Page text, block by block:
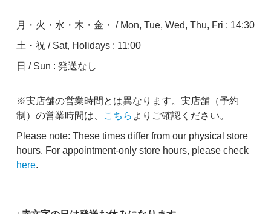
月・火・水・木・金・ / Mon, Tue, Wed, Thu, Fri : 14:30
土・祝 / Sat, Holidays : 11:00
日 / Sun : 発送なし
※実店舗の営業時間とは異なります。実店舗（予約
制）の営業時間は、
こちら よりご確認ください。
Please note: These times differ from our physical store
hours. For appointment-only store hours, please check
here.